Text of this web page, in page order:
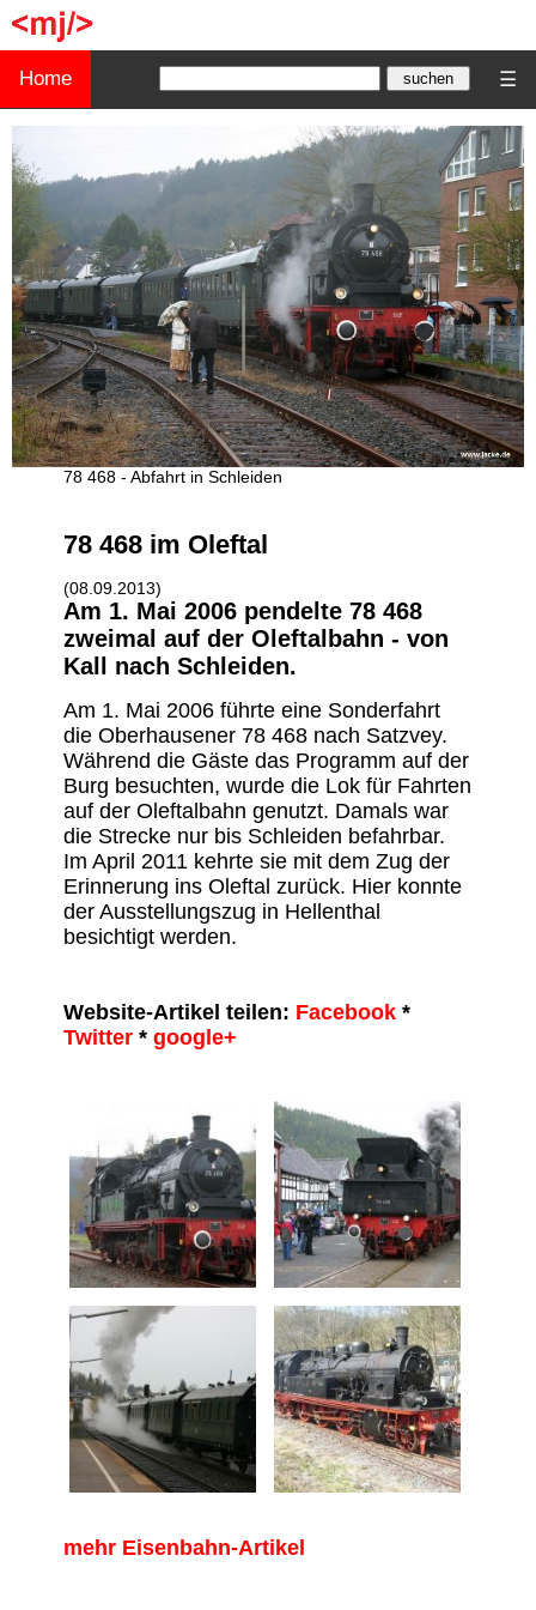
Home ☰
78 468 - Abfahrt in Schleiden
78 468 im Oleftal
(08.09.2013)
Am 1. Mai 2006 pendelte 78 468
zweimal auf der Oleftalbahn - von
Kall nach Schleiden.
Am 1. Mai 2006 führte eine Sonderfahrt
die Oberhausener 78 468 nach Satzvey.
Während die Gäste das Programm auf der
Burg besuchten, wurde die Lok für Fahrten
auf der Oleftalbahn genutzt. Damals war
die Strecke nur bis Schleiden befahrbar.
Im April 2011 kehrte sie mit dem Zug der
Erinnerung ins Oleftal zurück. Hier konnte
der Ausstellungszug in Hellenthal
besichtigt werden.
Website-Artikel teilen: Facebook*
Twitter* google+
mehr Eisenbahn-Artikel